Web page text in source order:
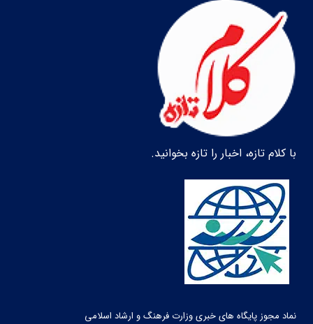
با کلام تازه، اخبار را تازه بخوانید.
نماد مجوز پایگاه های خبری وزارت فرهنگ و ارشاد اسلامی